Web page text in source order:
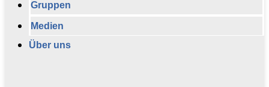
Gruppen
Medien
Über uns